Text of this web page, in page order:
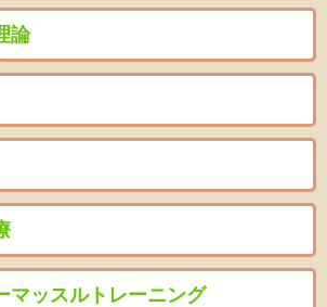
論
マッスルトレーニング